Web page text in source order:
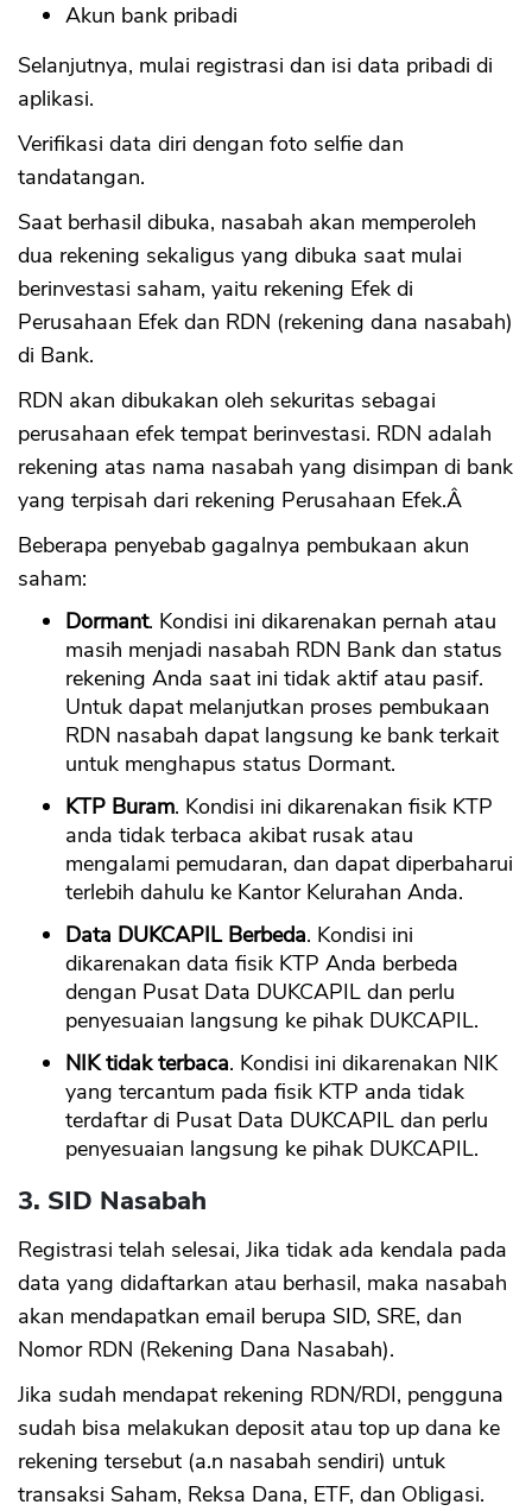
Akun bank pribadi
Selanjutnya, mulai registrasi dan isi data pribadi di
aplikasi.
Verifikasi data diri dengan foto selfie dan
tandatangan.
Saat berhasil dibuka, nasabah akan memperoleh
dua rekening sekaligus yang dibuka saat mulai
berinvestasi saham, yaitu rekening Efek di
Perusahaan Efek dan RDN (rekening dana nasabah)
di Bank.
RDN akan dibukakan oleh sekuritas sebagai
perusahaan efek tempat berinvestasi. RDN adalah
rekening atas nama nasabah yang disimpan di bank
yang terpisah dari rekening Perusahaan Efek.Â
Beberapa penyebab gagalnya pembukaan akun
saham:
Dormant. Kondisi ini dikarenakan pernah atau
masih menjadi nasabah RDN Bank dan status
rekening Anda saat ini tidak aktif atau pasif.
Untuk dapat melanjutkan proses pembukaan
RDN nasabah dapat langsung ke bank terkait
untuk menghapus status Dormant.
KTP Buram. Kondisi ini dikarenakan fisik KTP
anda tidak terbaca akibat rusak atau
mengalami pemudaran, dan dapat diperbaharui
terlebih dahulu ke Kantor Kelurahan Anda.
Data DUKCAPIL Berbeda. Kondisi ini
dikarenakan data fisik KTP Anda berbeda
dengan Pusat Data DUKCAPIL dan perlu
penyesuaian langsung ke pihak DUKCAPIL.
NIK tidak terbaca. Kondisi ini dikarenakan NIK
yang tercantum pada fisik KTP anda tidak
terdaftar di Pusat Data DUKCAPIL dan perlu
penyesuaian langsung ke pihak DUKCAPIL.
3. SID Nasabah
Registrasi telah selesai, Jika tidak ada kendala pada
data yang didaftarkan atau berhasil, maka nasabah
akan mendapatkan email berupa SID, SRE, dan
Nomor RDN (Rekening Dana Nasabah).
Jika sudah mendapat rekening RDN/RDI, pengguna
sudah bisa melakukan deposit atau top up dana ke
rekening tersebut (a.n nasabah sendiri) untuk
transaksi Saham, Reksa Dana, ETF, dan Obligasi.